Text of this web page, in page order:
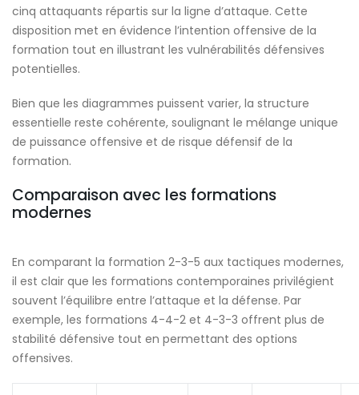
cinq attaquants répartis sur la ligne d’attaque. Cette
disposition met en évidence l’intention offensive de la
formation tout en illustrant les vulnérabilités défensives
potentielles.
Bien que les diagrammes puissent varier, la structure
essentielle reste cohérente, soulignant le mélange unique
de puissance offensive et de risque défensif de la
formation.
Comparaison avec les formations
modernes
En comparant la formation 2-3-5 aux tactiques modernes,
il est clair que les formations contemporaines privilégient
souvent l’équilibre entre l’attaque et la défense. Par
exemple, les formations 4-4-2 et 4-3-3 offrent plus de
stabilité défensive tout en permettant des options
offensives.